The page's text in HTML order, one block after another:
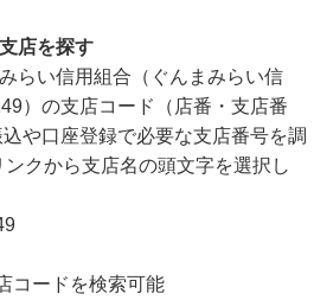
店を探す
らい信用組合（ぐんまみらい信
）の支店コード（店番・支店番
や口座登録で必要な支店番号を調
クから支店名の頭文字を選択し
コードを検索可能